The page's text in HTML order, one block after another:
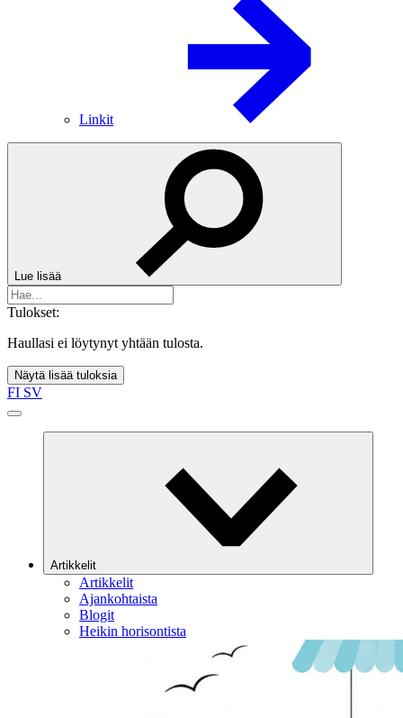
Linkit
Lue lisää
Tulokset:
Haullasi ei löytynyt yhtään tulosta.
Näytä lisää tuloksia
FI SV
Artikkelit
Artikkelit
Ajankohtaista
Blogit
Heikin horisontista